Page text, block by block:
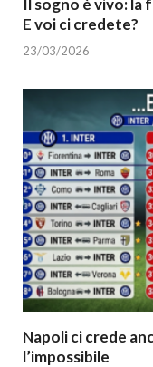
Il sogno è vivo: la
E voi ci credete?
23/03/2026
Napoli ci crede
l’impossibile